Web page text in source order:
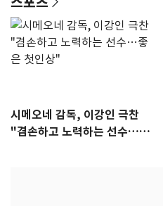
시메오네 감독, 이강인 극찬
"겸손하고 노력하는 선수…좋